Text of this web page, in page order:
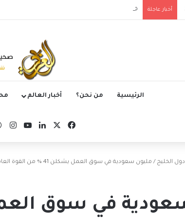
أخبار عاجلة فينيسيوس يقترب من تجديد عقده مع ريال مدريد
الرئيسية من نحن؟ أخبار العالم
فيسبوكلينكدإن
دول الخليج / مليون سعودية في سوق العمل يشكلن 41 % من القوة العاملة